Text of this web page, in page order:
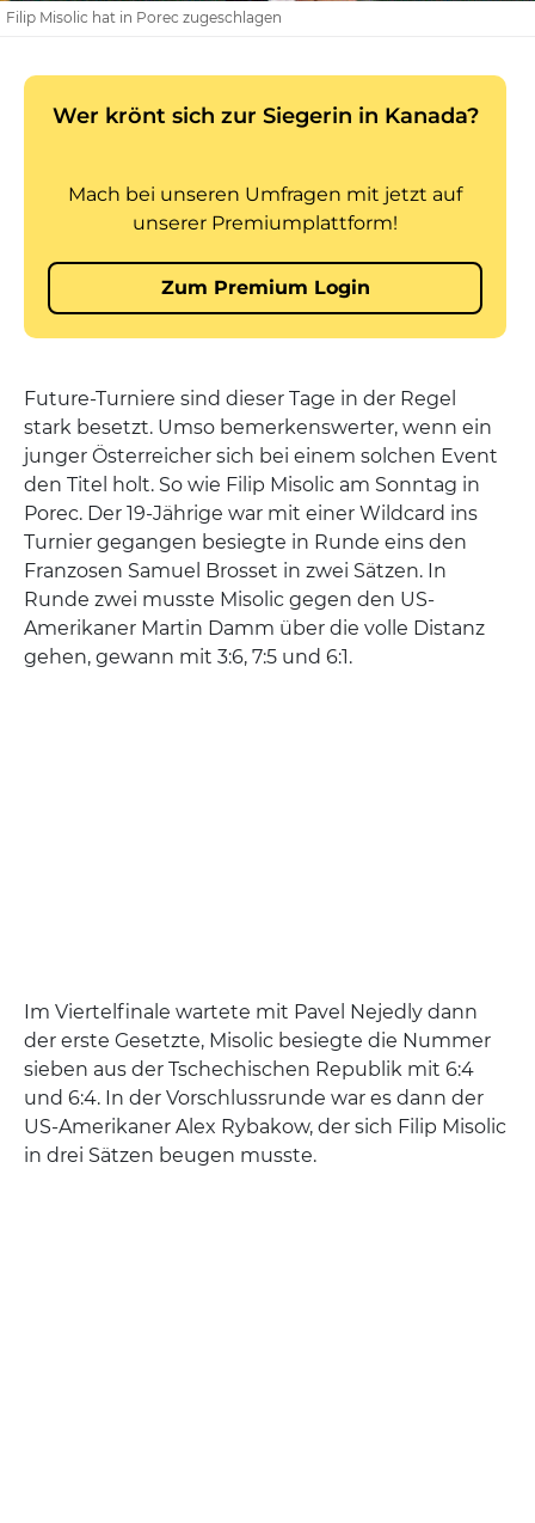
Filip Misolic hat in Porec zugeschlagen
Future-Turniere sind dieser Tage in der Regel
stark besetzt. Umso bemerkenswerter, wenn ein
junger Österreicher sich bei einem solchen Event
den Titel holt. So wie Filip Misolic am Sonntag in
Porec. Der 19-Jährige war mit einer Wildcard ins
Turnier gegangen besiegte in Runde eins den
Franzosen Samuel Brosset in zwei Sätzen. In
Runde zwei musste Misolic gegen den US-
Amerikaner Martin Damm über die volle Distanz
gehen, gewann mit 3:6, 7:5 und 6:1.
Im Viertelfinale wartete mit Pavel Nejedly dann
der erste Gesetzte, Misolic besiegte die Nummer
sieben aus der Tschechischen Republik mit 6:4
und 6:4. In der Vorschlussrunde war es dann der
US-Amerikaner Alex Rybakow, der sich Filip Misolic
in drei Sätzen beugen musste.